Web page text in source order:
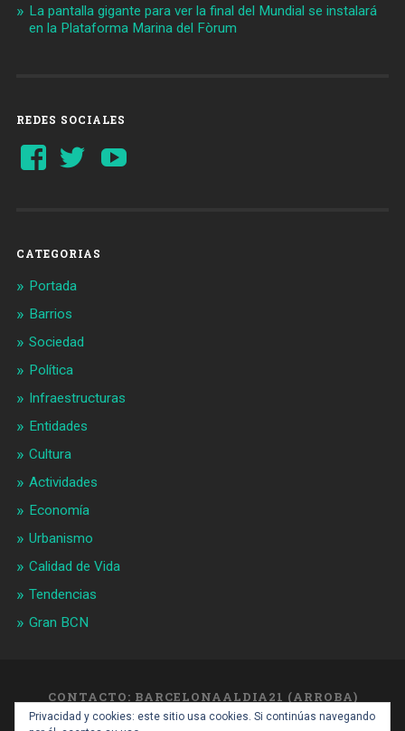
La pantalla gigante para ver la final del Mundial se instalará
en la Plataforma Marina del Fòrum
REDES SOCIALES
Ver
perfil
Ver
perfil
CATEGORIAS
Portada
Barrios
Sociedad
Política
Infraestructuras
Entidades
Cultura
Actividades
Economía
Urbanismo
Calidad de Vida
Tendencias
Gran BCN
CONTACTO: BARCELONAALDIA21 (ARROBA)
GMAIL.COM
Privacidad y cookies: este sitio usa cookies. Si continúas navegando